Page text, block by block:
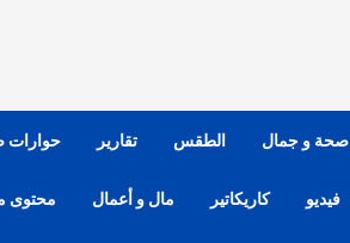
صحة و جمال الطقس تقارير حوارات
فيديو كاريكاتير مال و أعمال محتوى